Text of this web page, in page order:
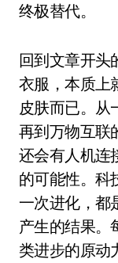
终极替代。
回到文章开头
衣服，本质上
皮肤而已。从
再到万物互联
还会有人机连
的可能性。科
一次进化，都
产生的结果。
类进步的原动